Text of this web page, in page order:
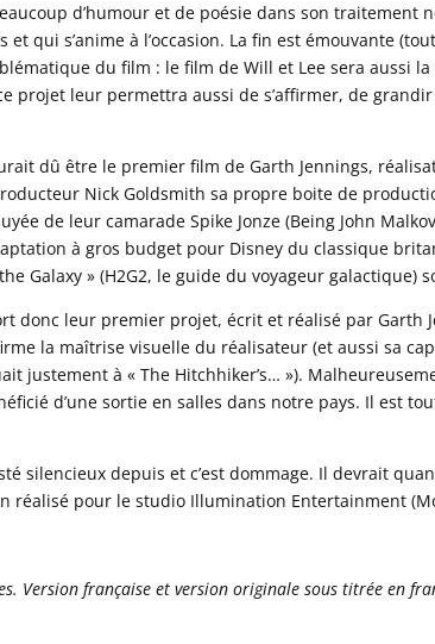
d’humour et de poésie dans son traitement
qui s’anime à l’occasion. La fin est émouvante
du film : le film de Will et Lee sera aussi
projet leur permettra aussi de s’affirmer, de
dû être le premier film de Garth Jennings,
Nick Goldsmith sa propre boite de
de leur camarade Spike Jonze (Being John
à gros budget pour Disney du classique
Galaxy » (H2G2, le guide du voyageur galactique)
donc leur premier projet, écrit et réalisé par Garth
la maîtrise visuelle du réalisateur (et aussi sa
justement à « The Hitchhiker’s… »).
d’une sortie en salles dans notre pays. Il est
silencieux depuis et c’est dommage. Il devrait
réalisé pour le studio Illumination Entertainment
Version française et version originale sous titrée en